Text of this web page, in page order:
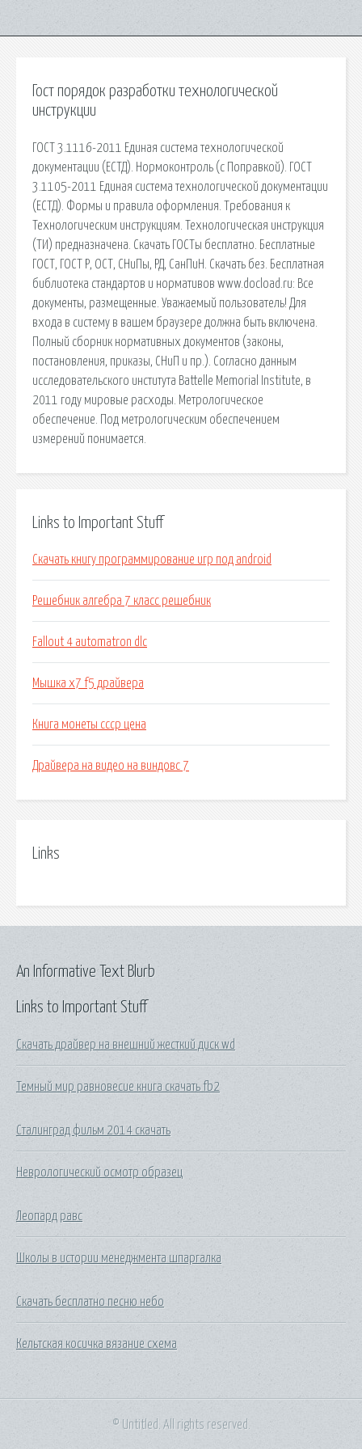
Гост порядок разработки технологической
инструкции
ГОСТ 3.1116-2011 Единая система технологической
документации (ЕСТД). Нормоконтроль (с Поправкой). ГОСТ
3.1105-2011 Единая система технологической документации
(ЕСТД). Формы и правила оформления. Требования к
Технологическим инструкциям. Технологическая инструкция
(ТИ) предназначена. Скачать ГОСТы бесплатно. Бесплатные
ГОСТ, ГОСТ Р, ОСТ, СНиПы, РД, СанПиН. Скачать без. Бесплатная
библиотека стандартов и нормативов www.docload.ru: Все
документы, размещенные. Уважаемый пользователь! Для
входа в систему в вашем браузере должна быть включена.
Полный сборник нормативных документов (законы,
постановления, приказы, СНиП и пр.). Согласно данным
исследовательского института Battelle Memorial Institute, в
2011 году мировые расходы. Метрологическое
обеспечение. Под метрологическим обеспечением
измерений понимается.
Links to Important Stuff
Скачать книгу программирование игр под android
Решебник алгебра 7 класс решебник
Fallout 4 automatron dlc
Мышка x7 f5 драйвера
Книга монеты ссср цена
Драйвера на видео на виндовс 7
Links
Links to Important Stuff
Скачать драйвер на внешний жесткий диск wd
Темный мир равновесие книга скачать fb2
Сталинград фильм 2014 скачать
Неврологический осмотр образец
Леопард равс
Школы в истории менеджмента шпаргалка
Скачать бесплатно песню небо
Кельтская косичка вязание схема
An Informative Text Blurb
© Untitled. All rights reserved.